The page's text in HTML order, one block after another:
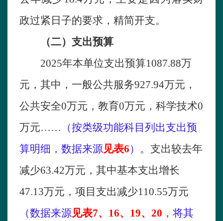
政过紧日子的要求，精简开支。
（二）支出预算
2025年本单位支出预算1087.88万
元，其中，一般公共服务927.94万元，
公共安全0万元，教育0万元，科学技术0
万元…… （按类级功能科目列出支出预
算明细， 数据来源见表6） 。支出较去年
减少63.42万元， 其中基本支出增长
47.13万元，项目支出减少110.55万元
（数据来源见表7、16、19、20 ，将其